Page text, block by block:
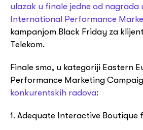
ulazak u finale jedne od nagrada
International Performance
kampanjom Black Friday za
Telekom.
Finale smo, u kategoriji Eastern
Performance Marketing
konkurentskih radova:
1. Adequate Interactive Boutique